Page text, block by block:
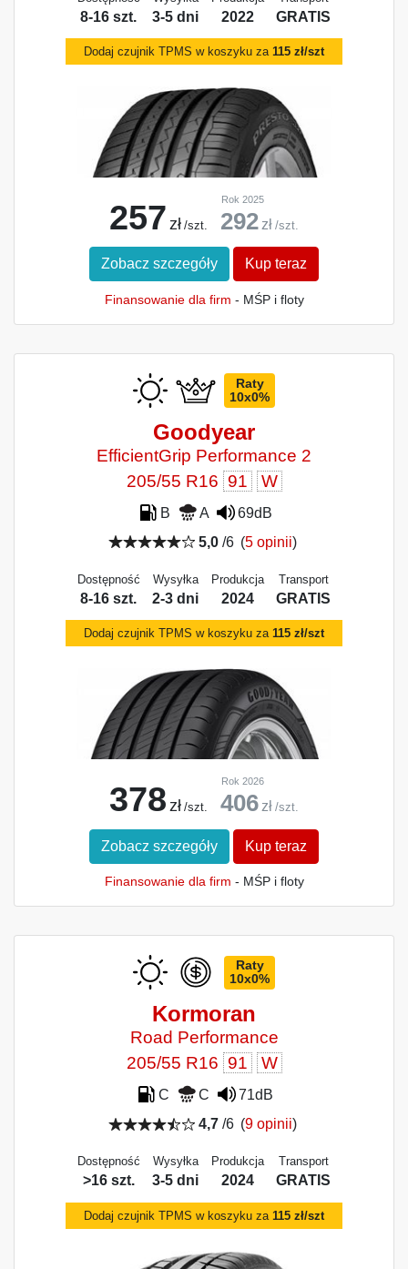
8-16 szt. 3-5 dni 2022 GRATIS
Dodaj czujnik TPMS w koszyku za 115 zł/szt
257 zł /szt.
Rok 2025
292 zł /szt.
Zobacz szczegóły Kup teraz
Finansowanie dla firm - MŚP i floty
Raty
10x0%
Goodyear
EfficientGrip Performance 2
205/55 R16 91 W
B A
69dB
5,0 /6 (5 opinii)
Dostępność
8-16 szt.
Wysyłka
2-3 dni
Produkcja
2024
Transport
GRATIS
Dodaj czujnik TPMS w koszyku za 115 zł/szt
378 zł /szt.
Rok 2026
406 zł /szt.
Zobacz szczegóły Kup teraz
Finansowanie dla firm - MŚP i floty
Raty
10x0%
Kormoran
Road Performance
205/55 R16 91 W
C C
71dB
4,7 /6 (9 opinii)
Dostępność
>16 szt.
Wysyłka
3-5 dni
Produkcja
2024
Transport
GRATIS
Dodaj czujnik TPMS w koszyku za 115 zł/szt